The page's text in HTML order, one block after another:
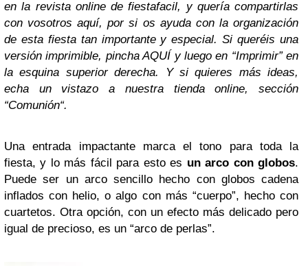
en la revista online de fiestafacil, y quería compartirlas
con vosotros aquí, por si os ayuda con la organización
de esta fiesta tan importante y especial. Si queréis una
versión imprimible, pincha AQUÍ y luego en “Imprimir” en
la esquina superior derecha. Y si quieres más ideas,
echa un vistazo a nuestra tienda online, sección
“Comunión“.
Una entrada impactante marca el tono para toda la
fiesta, y lo más fácil para esto es un arco con globos.
Puede ser un arco sencillo hecho con globos cadena
inflados con helio, o algo con más “cuerpo”, hecho con
cuartetos. Otra opción, con un efecto más delicado pero
igual de precioso, es un “arco de perlas”.